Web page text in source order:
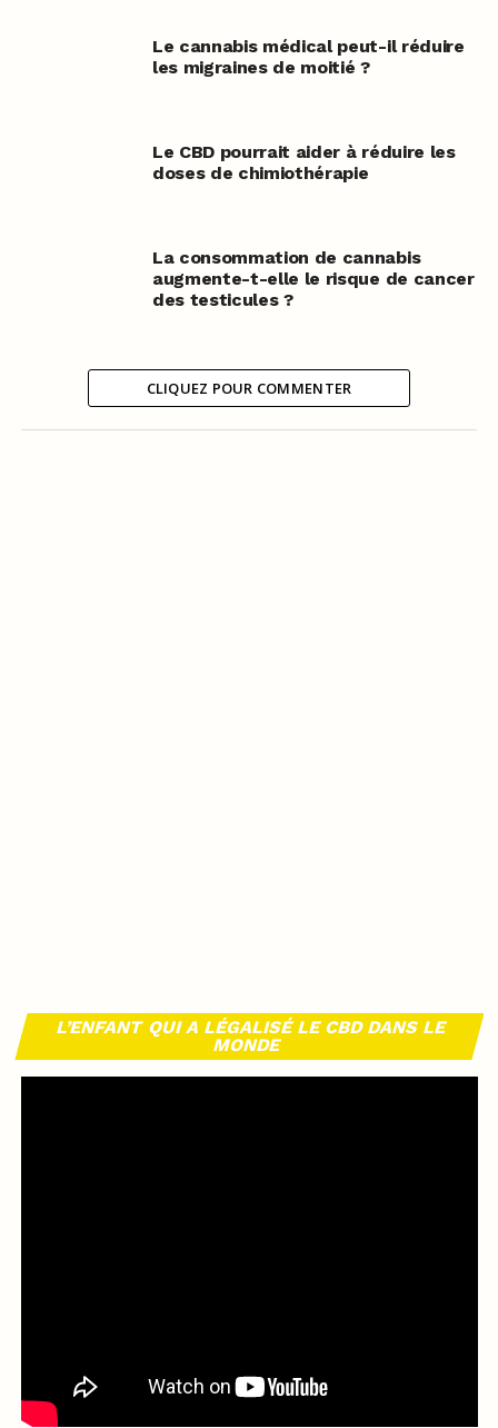
Le cannabis médical peut-il réduire
les migraines de moitié ?
Le CBD pourrait aider à réduire les
doses de chimiothérapie
La consommation de cannabis
augmente-t-elle le risque de cancer
des testicules ?
CLIQUEZ POUR COMMENTER
L’ENFANT QUI A LÉGALISÉ LE CBD DANS LE
MONDE